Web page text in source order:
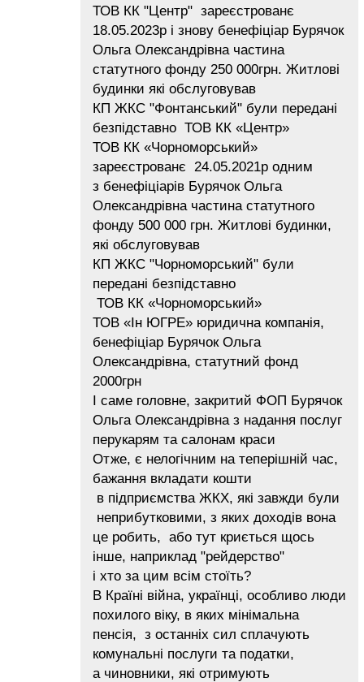
ТОВ КК "Центр" зареєстрованє
18.05.2023р і знову бенефіціар Бурячок
Ольга Олександрівна частина
статутного фонду 250 000грн. Житлові
будинки які обслуговував
КП ЖКС "Фонтанський" були передані
безпідставно ТОВ КК «Центр»
ТОВ КК «Чорноморський»
зареєстрованє 24.05.2021р одним
з бенефіціарів Бурячок Ольга
Олександрівна частина статутного
фонду 500 000 грн. Житлові будинки,
які обслуговував
КП ЖКС "Чорноморський" були
передані безпідставно
ТОВ КК «Чорноморський»
ТОВ «Ін ЮГРЕ» юридична компанія,
бенефіціар Бурячок Ольга
Олександрівна, статутний фонд
2000грн
І саме головне, закритий ФОП Бурячок
Ольга Олександрівна з надання послуг
перукарям та салонам краси
Отже, є нелогічним на теперішній час,
бажання вкладати кошти
в підприємства ЖКХ, які завжди були
неприбутковими, з яких доходів вона
це робить, або тут криється щось
інше, наприклад "рейдерство"
і хто за цим всім стоїть?
В Країні війна, українці, особливо люди
похилого віку, в яких мінімальна
пенсія, з останніх сил сплачують
комунальні послуги та податки,
а чиновники, які отримують